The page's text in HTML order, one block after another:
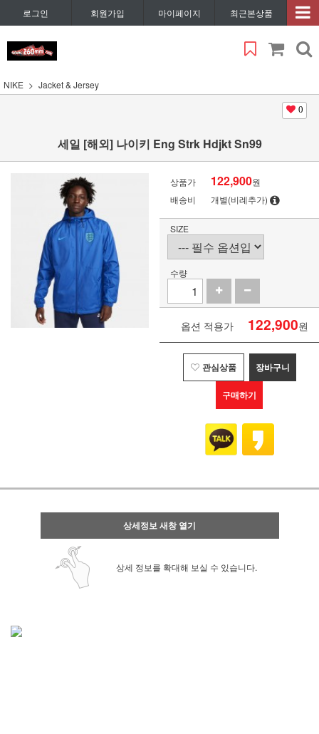
로그인 회원가입 마이페이지 최근본상품
NIKE Jacket & Jersey
0
세일 [해외] 나이키 Eng Strk Hdjkt Sn99
상품가 122,900원
배송비
개별(비례추가)
SIZE
수량
옵션 적용가 122,900원
관심상품 장바구니
구매하기
상세정보 새창 열기
상세 정보를 확대해 보실 수 있습니다.